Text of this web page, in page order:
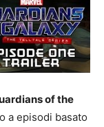
of the
a episodi basato